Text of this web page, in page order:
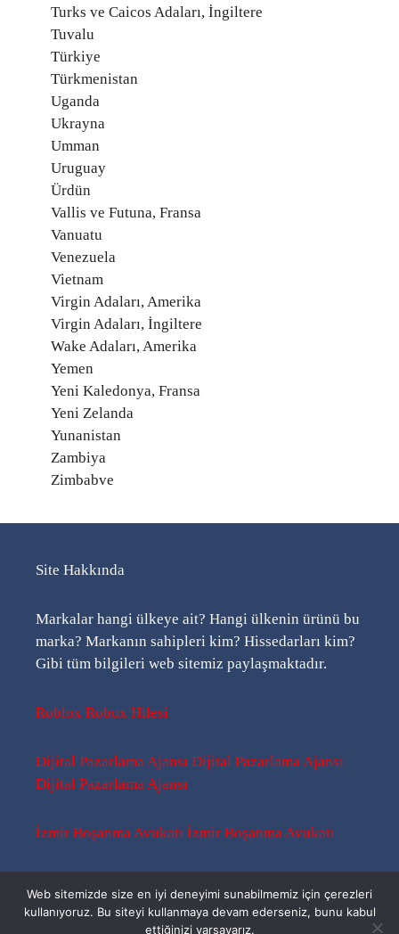
Turks ve Caicos Adaları, İngiltere
Tuvalu
Türkiye
Türkmenistan
Uganda
Ukrayna
Umman
Uruguay
Ürdün
Vallis ve Futuna, Fransa
Vanuatu
Venezuela
Vietnam
Virgin Adaları, Amerika
Virgin Adaları, İngiltere
Wake Adaları, Amerika
Yemen
Yeni Kaledonya, Fransa
Yeni Zelanda
Yunanistan
Zambiya
Zimbabve
Site Hakkında
Markalar hangi ülkeye ait? Hangi ülkenin ürünü bu
marka? Markanın sahipleri kim? Hissedarları kim?
Gibi tüm bilgileri web sitemiz paylaşmaktadır.
Roblox Robux Hilesi
Dijital Pazarlama Ajansı Dijital Pazarlama Ajansı
Dijital Pazarlama Ajansı
İzmir Boşanma Avukatı İzmir Boşanma Avukatı
Web sitemizde size en iyi deneyimi sunabilmemiz için çerezleri
kullanıyoruz. Bu siteyi kullanmaya devam ederseniz, bunu kabul
ettiğinizi varsayarız.